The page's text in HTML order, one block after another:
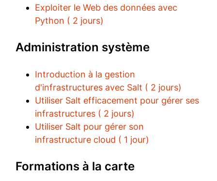
Exploiter le Web des données avec
Python ( 2 jours)
Administration système
Introduction à la gestion
d'infrastructures avec Salt ( 2 jours)
Utiliser Salt efficacement pour gérer ses
infrastructures ( 2 jours)
Utiliser Salt pour gérer son
infrastructure cloud ( 1 jour)
For­ma­tions à la car­te